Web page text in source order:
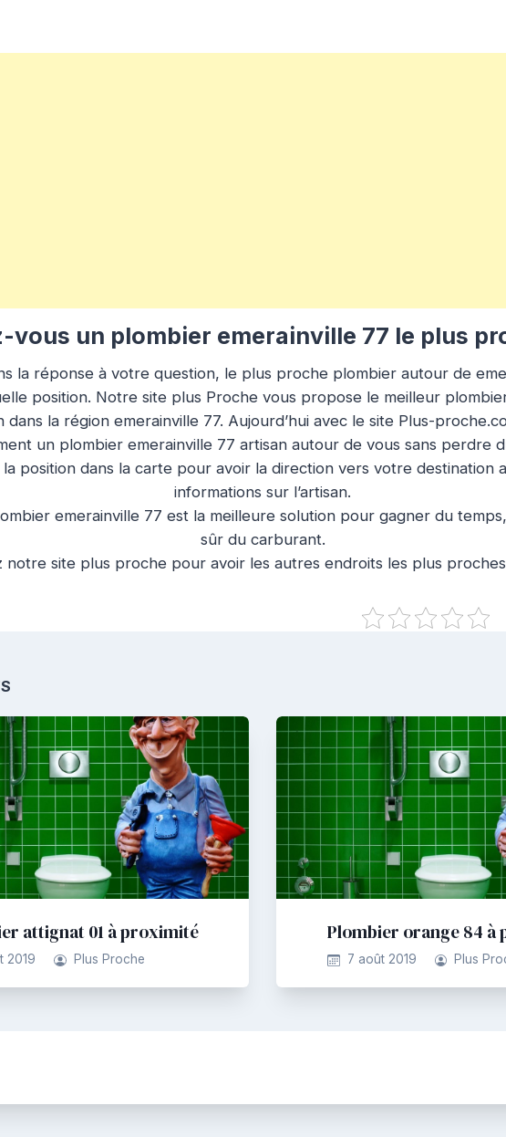
vous un plombier emerainville 77 le plus
la réponse à votre question, le plus proche plombier autour de
position. Notre site plus Proche vous propose le meilleur
dans la région emerainville 77. Aujourd’hui avec le site Plus-
un plombier emerainville 77 artisan autour de vous sans perdre
position dans la carte pour avoir la direction vers votre destination
informations sur l’artisan.
emerainville 77 est la meilleure solution pour gagner du
sûr du carburant.
notre site plus proche pour avoir les autres endroits les plus
attignat 01 à proximité
2019 Plus Proche
Plombier orange 84 à
7 août 2019 Plus